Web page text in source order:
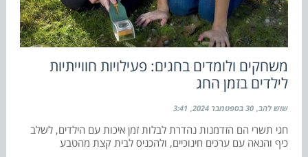
משחקים ולומדים בחגים: פעילויות חווייתיות
לילדים בזמן החג
שוש להב 30 בספטמבר 2024 3:41
חגי תשרי הם הזדמנות נהדרת לבלות זמן איכות עם הילדים, לשלב
כיף והנאה עם ערכים חינוכיים, ולהכניס לבית קצת מהטבע